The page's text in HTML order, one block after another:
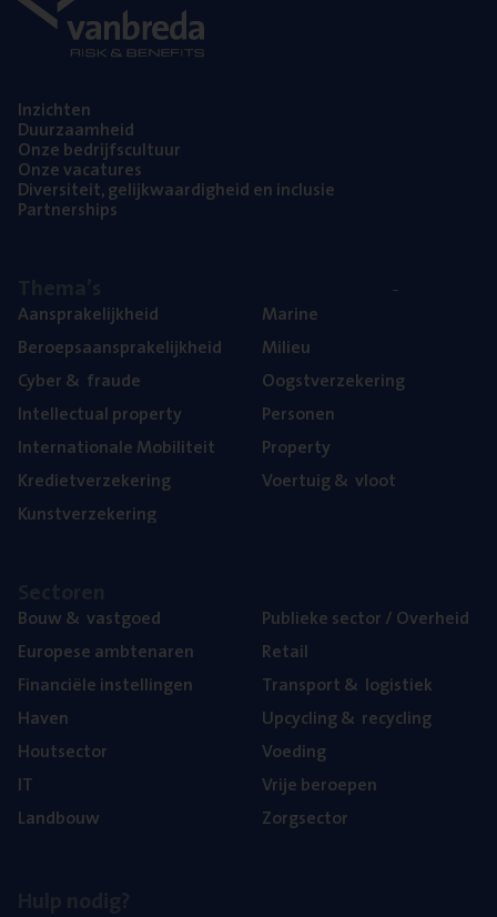
Inzich­ten
Duur­zaam­heid
Onze bedrijfs­cul­tuur
Onze vaca­tu­res
Diver­si­teit, gelijk­waar­dig­heid en inclusie
Part­ner­ships
Aan­spra­ke­lijk­heid
Beroeps­aan­spra­ke­lijk­heid
Cyber& fraude
Intel­lec­tu­al property
Inter­na­ti­o­na­le Mobiliteit
Kre­diet­ver­ze­ke­ring
Kunst­ver­ze­ke­ring
Mari­ne
Mili­eu
Oogst­ver­ze­ke­ring
Per­so­nen
Pro­per­ty
Voer­tuig& vloot
Bouw& vastgoed
Euro­pe­se ambtenaren
Finan­ci­ë­le instellingen
Haven
Hout­sec­tor
IT
Land­bouw
Publie­ke sec­tor / Overheid
Retail
Trans­port& logistiek
Upcy­cling& recycling
Voe­ding
Vrije beroe­pen
Zorg­sec­tor